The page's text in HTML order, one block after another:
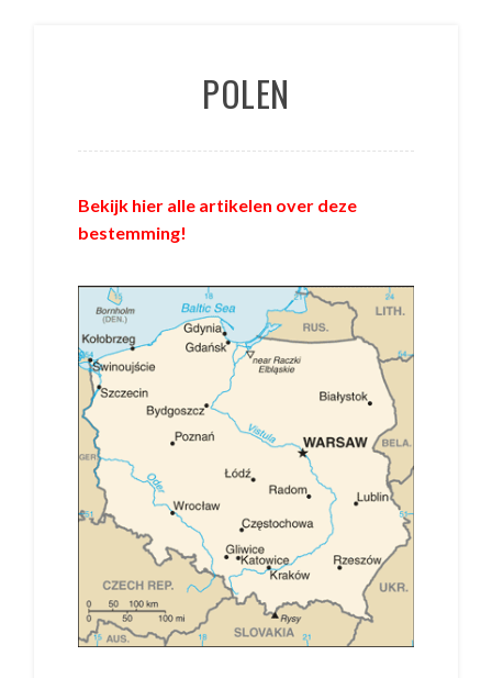
POLEN
Bekijk hier alle artikelen over deze
bestemming!